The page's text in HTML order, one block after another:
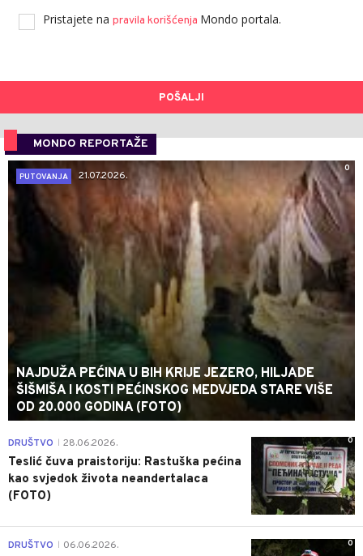
Pristajete na pravila korišćenja Mondo portala.
POŠALJI
MONDO REPORTAŽE
0
PUTOVANJA
21.07.2026.
NAJDUŽA PEĆINA U BIH KRIJE JEZERO, HILJADE
ŠIŠMIŠA I KOSTI PEĆINSKOG MEDVJEDA STARE VIŠE
OD 20.000 GODINA (FOTO)
0
DRUŠTVO 28.06.2026.
Teslić čuva praistoriju: Rastuška pećina
kao svjedok života neandertalaca
(FOTO)
0
DRUŠTVO 06.06.2026.